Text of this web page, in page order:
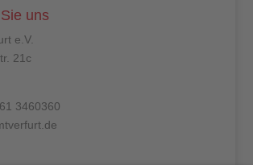
uns
e.V.
21c
3460360